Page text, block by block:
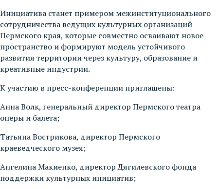
Инициатива станет примером межинституционального
сотрудничества ведущих культурных организаций
Пермского края, которые совместно осваивают новое
пространство и формируют модель устойчивого
развития территории через культуру, образование и
креативные индустрии.
К участию в пресс-конференции приглашены:
Анна Волк, генеральный директор Пермского театра
оперы и балета;
Татьяна Вострикова, директор Пермского
краеведческого музея;
Ангелина Макиенко, директор Дягилевского фонда
поддержки культурных инициатив;